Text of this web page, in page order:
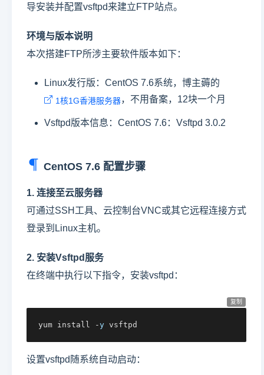
导安装并配置vsftpd来建立FTP站点。
环境与版本说明
本次搭建FTP所涉主要软件版本如下：
Linux发行版：CentOS 7.6系统，博主薅的
1核1G香港服务器，不用备案，12块一个月
Vsftpd版本信息：CentOS 7.6：Vsftpd 3.0.2
CentOS 7.6 配置步骤
1. 连接至云服务器
可通过SSH工具、云控制台VNC或其它远程连接方式
登录到Linux主机。
2. 安装Vsftpd服务
在终端中执行以下指令，安装vsftpd：
复制
yum install -y vsftpd
设置vsftpd随系统自动启动：